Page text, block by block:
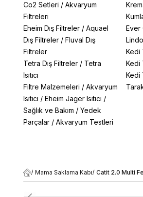
Co2 Setleri / Akvaryum
Filtreleri
Eheim Dış Filtreler / Aquael
Dış Filtreler / Fluval Dış
Filtreler
Tetra Dış Filtreler / Tetra
Isıtıcı
Filtre Malzemeleri / Akvaryum
Isıtıcı / Eheim Jager Isıtıcı /
Sağlık ve Bakım / Yedek
Parçalar / Akvaryum Testleri
Ever
Kedi
Kedi
Kedi
/ Mama Saklama Kabı/ Catit 2.0 Multi